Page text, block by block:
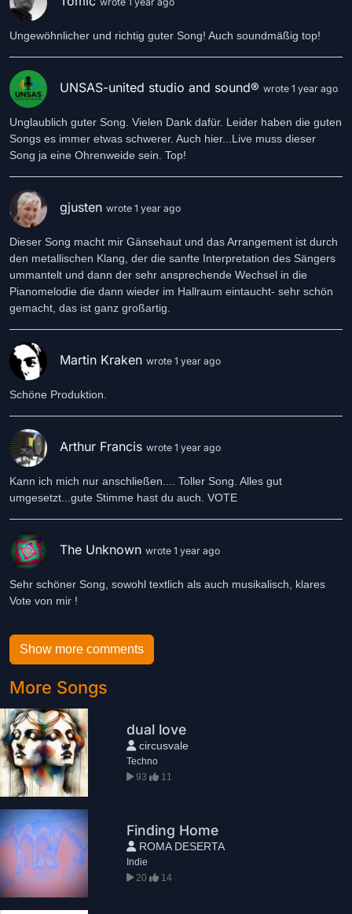
Ungewöhnlicher und richtig guter Song! Auch soundmäßig top!
UNSAS-united studio and sound® wrote 1 year ago
Unglaublich guter Song. Vielen Dank dafür. Leider haben die guten
Songs es immer etwas schwerer. Auch hier...Live muss dieser
Song ja eine Ohrenweide sein. Top!
gjusten wrote 1 year ago
Dieser Song macht mir Gänsehaut und das Arrangement ist durch
den metallischen Klang, der die sanfte Interpretation des Sängers
ummantelt und dann der sehr ansprechende Wechsel in die
Pianomelodie die dann wieder im Hallraum eintaucht- sehr schön
gemacht, das ist ganz großartig.
Martin Kraken wrote 1 year ago
Schöne Produktion.
Arthur Francis wrote 1 year ago
Kann ich mich nur anschließen.... Toller Song. Alles gut
umgesetzt...gute Stimme hast du auch. VOTE
The Unknown wrote 1 year ago
Sehr schöner Song, sowohl textlich als auch musikalisch, klares
Vote von mir !
Show more comments
More Songs
dual love
circusvale
Techno
93
11
Finding Home
ROMA DESERTA
Indie
20
14